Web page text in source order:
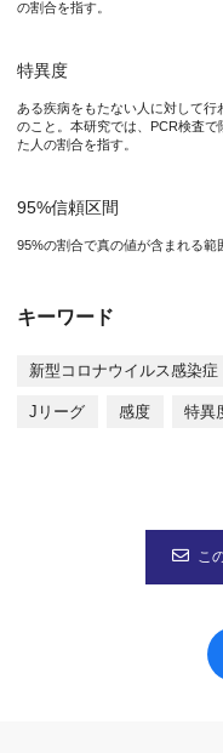
感染直後においてオミク
本研究成果は、英国科学
研究の背景
研究の内容
検査の感度や特異度は
本研究成果は、2023年
の割合を指す。
特異度
ある疾病をもたない人に対して
のこと。本研究では、PCR検査
た人の割合を指す。
95%信頼区間
95%の割合で真の値が含まれる範
キーワード
新型コロナウイルス感染症
Jリーグ 感度 特異
こ